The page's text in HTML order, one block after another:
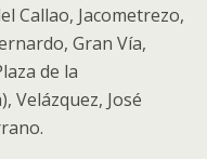
Callao, Jacometrezo,
Gran Vía,
de la
Velázquez, José